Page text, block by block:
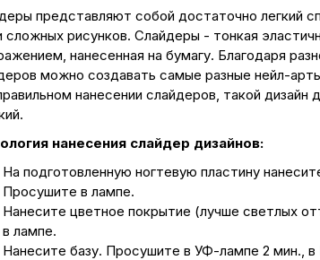
представляют собой достаточно легкий
сложных рисунков. Слайдеры - тонкая
нанесенная на бумагу. Благодаря
можно создавать самые разные нейл-
нанесении слайдеров, такой дизайн
нанесения слайдер дизайнов:
На подготовленную ногтевую пластину
Просушите в лампе.
Нанесите цветное покрытие (лучше светлых
в лампе.
Нанесите базу. Просушите в УФ-лампе 2 мин., в